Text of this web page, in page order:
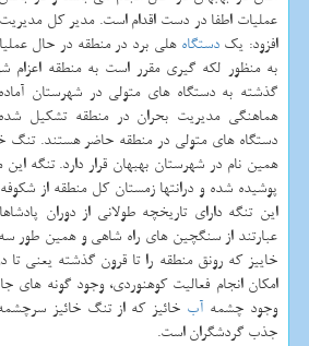
عملیات اطفا در دست اقدام است. مدیر كل
افزود: یكدستگاه هلی برد در منطقه در حال
به منظور لكه گیری مقرر است به منطقه اعزام
گذشته به دستگاه های متولی در شهرستان
هماهنگی مدیریت بحران در منطقه تشكیل
دستگاه های متولی در منطقه حاضر هستند. تنگ
همین نام در شهرستان بهبهان قرار دارد. تنگه
پوشیده شده و درانتها زمستان كل منطقه از
این تنگه دارای تاریخچه طولانی از دوران
عبارتند از سنگچین های راه شاهی و همین طور
خاییز كه رونق منطقه را تا قرون گذشته یعنی تا
امكان انجام فعالیت كوهنوردی، وجود گونه های
وجود چشمه آب خائیز كه از تنگ خائیز
جذب گردشگران است.